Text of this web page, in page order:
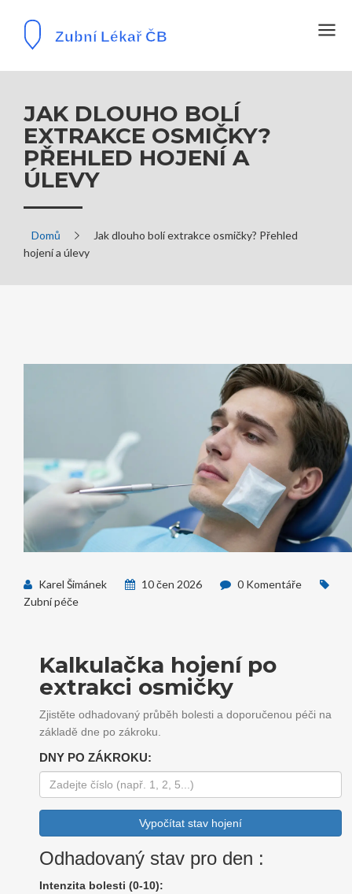
JAK DLOUHO BOLÍ
EXTRAKCE OSMIČKY?
PŘEHLED HOJENÍ A
ÚLEVY
Domů
Jak dlouho bolí extrakce osmičky? Přehled
hojení a úlevy
Karel Šimánek 10 čen 2026
0 Komentáře
Zubní péče
Kalkulačka hojení po
extrakci osmičky
Zjistěte odhadovaný průběh bolesti a doporučenou péči na
základě dne po zákroku.
DNY PO ZÁKROKU:
Vypočítat stav hojení
Odhadovaný stav pro den :
Intenzita bolesti (0-10):